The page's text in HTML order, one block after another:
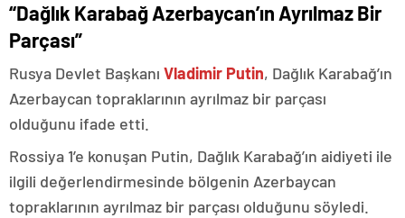
“Dağlık Karabağ Azerbaycan’ın Ayrılmaz Bir
Parçası”
Rusya Devlet Başkanı Vladimir Putin, Dağlık Karabağ’ın
Azerbaycan topraklarının ayrılmaz bir parçası
olduğunu ifade etti.
Rossiya 1’e konuşan Putin, Dağlık Karabağ’ın aidiyeti ile
ilgili değerlendirmesinde bölgenin Azerbaycan
topraklarının ayrılmaz bir parçası olduğunu söyledi.